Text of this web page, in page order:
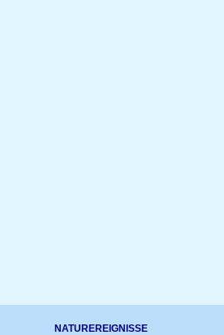
NATUREREIGNISSE